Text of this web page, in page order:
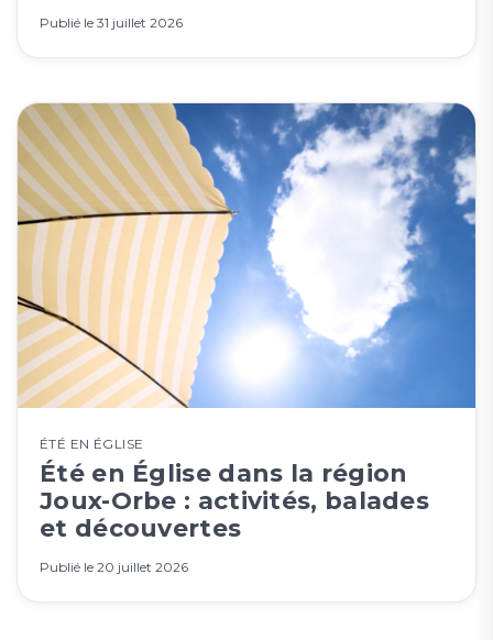
Publié le 31 juillet 2026
ÉTÉ EN ÉGLISE
Été en Église dans la région
Joux-Orbe : activités, balades
et découvertes
Publié le 20 juillet 2026